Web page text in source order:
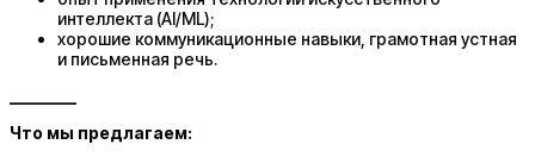
интеллекта (AI/ML);
хорошие коммуникационные навыки, грамотная устная
и письменная речь.
Что мы предлагаем: